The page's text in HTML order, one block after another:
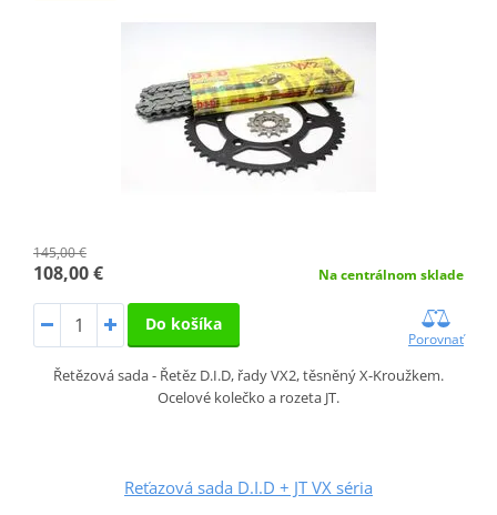
145,00 €
108,00 € Na centrálnom sklade
Do košíka
Porovnať
Řetězová sada - Řetěz D.I.D, řady VX2, těsněný X-Kroužkem.
Ocelové kolečko a rozeta JT.
Reťazová sada D.I.D + JT VX séria